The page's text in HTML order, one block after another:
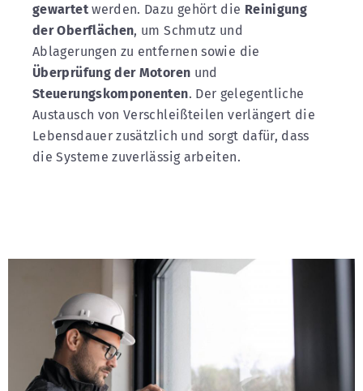
gewartetwerden. Dazu gehört die Reinigung
der Oberflächen, um Schmutz und
Ablagerungen zu entfernen sowie die
Überprüfung der Motoren und
Steuerungskomponenten. Der gelegentliche
Austausch von Verschleißteilen verlängert die
Lebensdauer zusätzlich und sorgt dafür, dass
die Systeme zuverlässig arbeiten.